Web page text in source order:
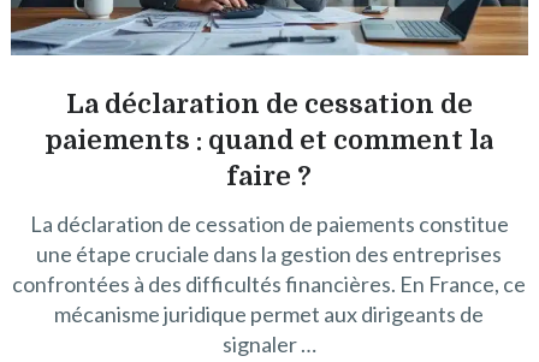
La déclaration de cessation de
paiements : quand et comment la
faire ?
La déclaration de cessation de paiements constitue
une étape cruciale dans la gestion des entreprises
confrontées à des difficultés financières. En France, ce
mécanisme juridique permet aux dirigeants de
signaler …